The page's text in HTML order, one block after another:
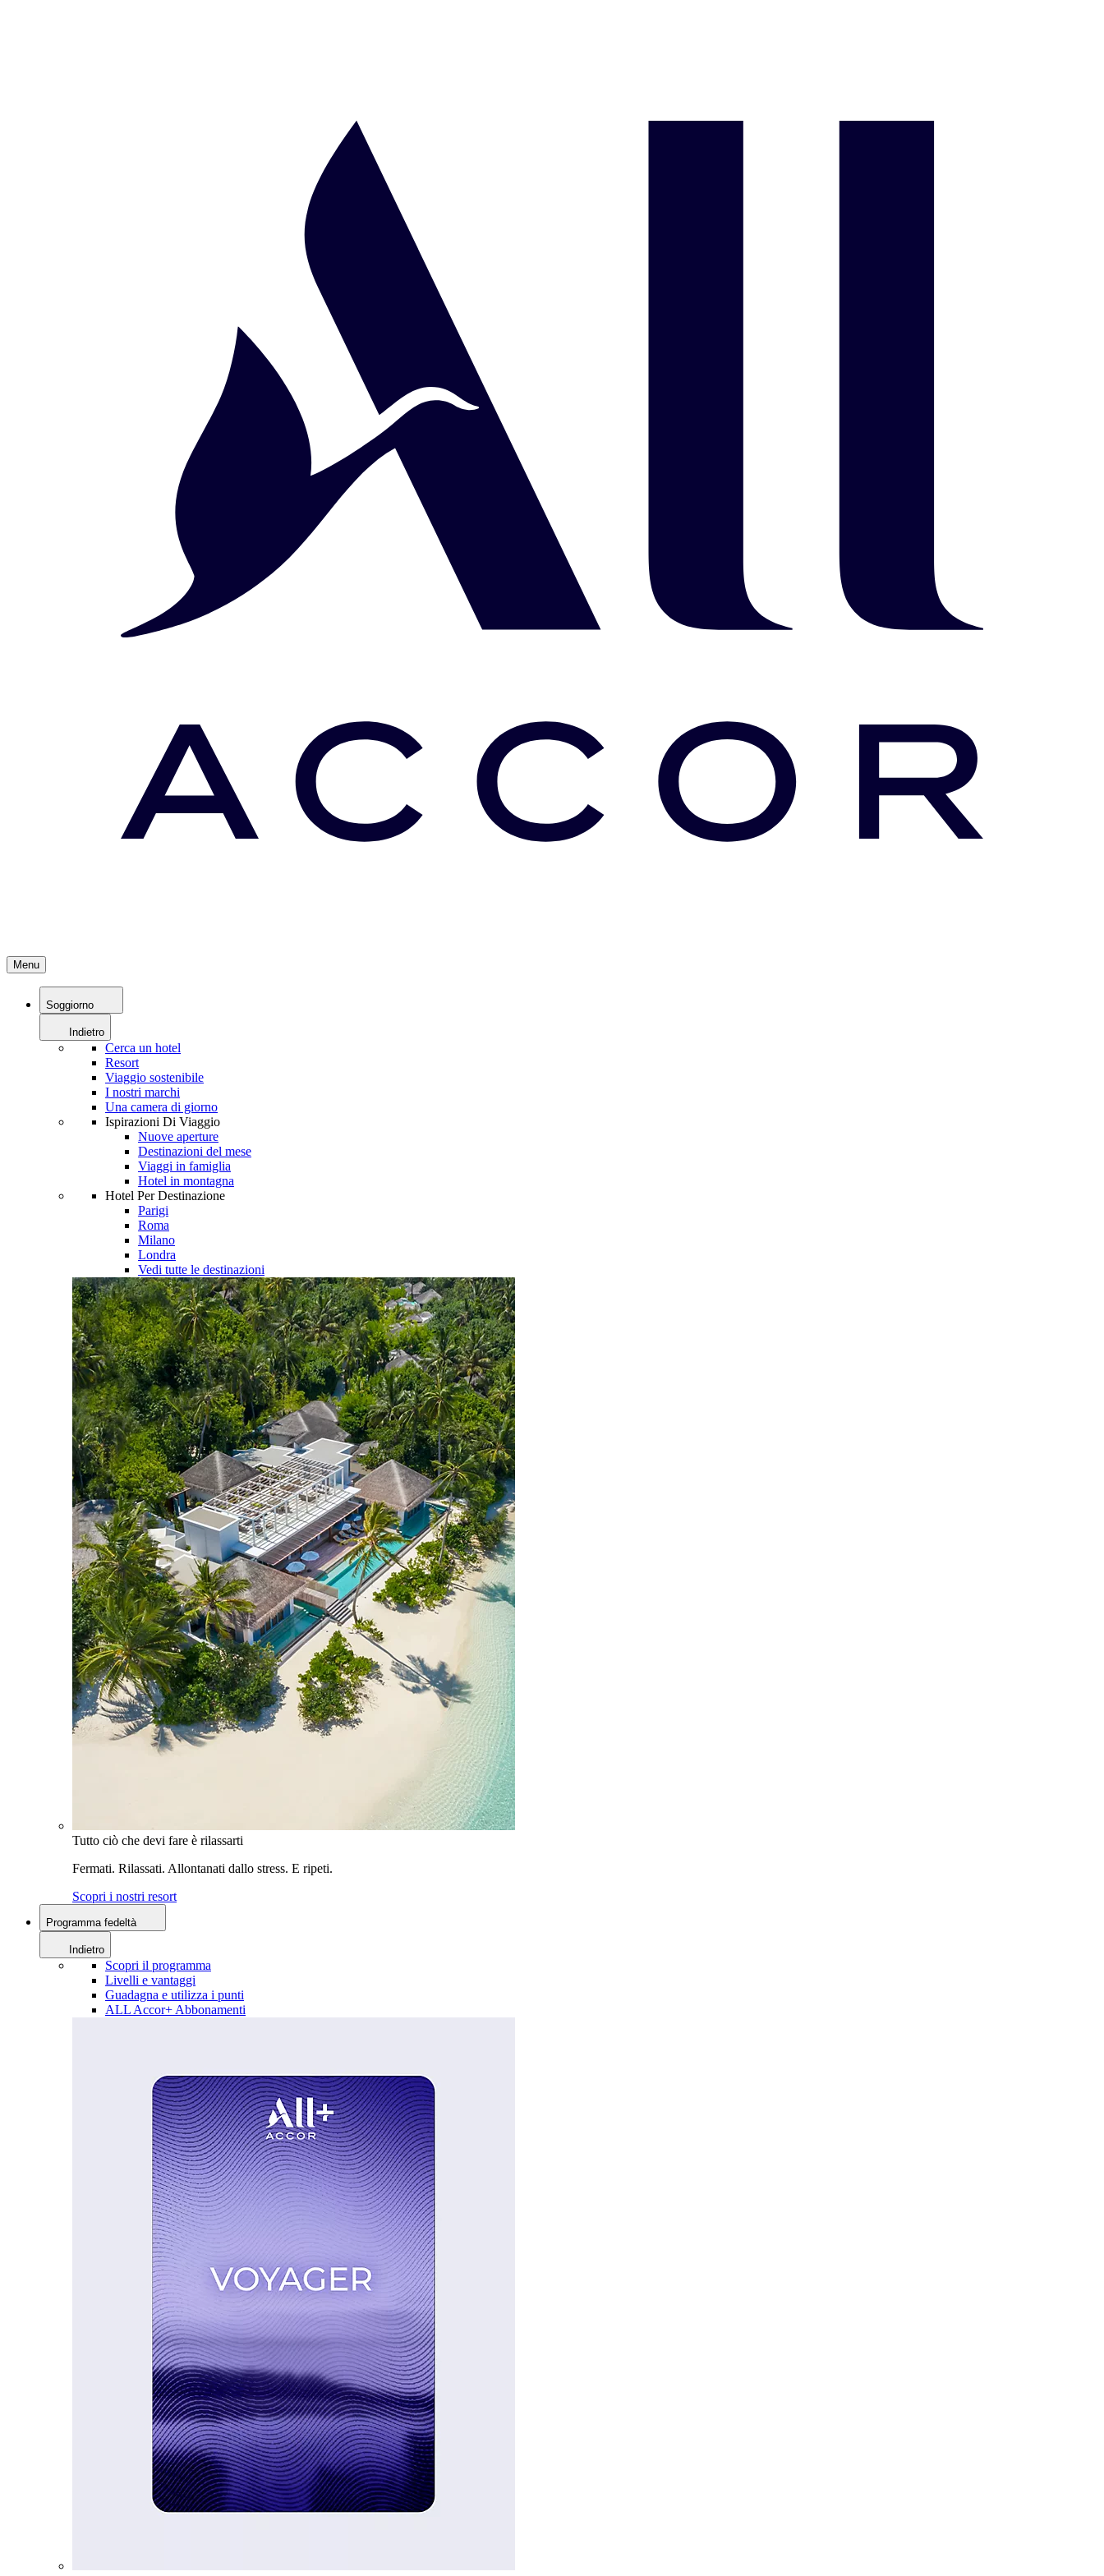
Menu
Soggiorno
Indietro
Cerca un hotel
Resort
Viaggio sostenibile
I nostri marchi
Una camera di giorno
Ispirazioni Di Viaggio
Nuove aperture
Destinazioni del mese
Viaggi in famiglia
Hotel in montagna
Hotel Per Destinazione
Parigi
Roma
Milano
Londra
Vedi tutte le destinazioni
Tutto ciò che devi fare è rilassarti
Fermati. Rilassati. Allontanati dallo stress. E ripeti.
Scopri i nostri resort
Programma fedeltà
Indietro
Scopri il programma
Livelli e vantaggi
Guadagna e utilizza i punti
ALL Accor+ Abbonamenti